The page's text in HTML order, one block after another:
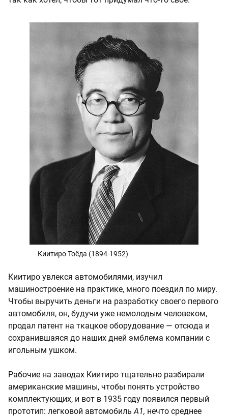
Киитиро Тоёда (1894-1952)
Киитиро увлекся автомобилями, изучил
машиностроение на практике, много поездил по миру.
Чтобы выручить деньги на разработку своего первого
автомобиля, он, будучи уже немолодым человеком,
продал патент на ткацкое оборудование — отсюда и
сохранившаяся до наших дней эмблема компании с
игольным ушком.
Рабочие на заводах Киитиро тщательно разбирали
американские машины, чтобы понять устройство
комплектующих, и вот в 1935 году появился первый
прототип: легковой автомобиль А1, нечто среднее